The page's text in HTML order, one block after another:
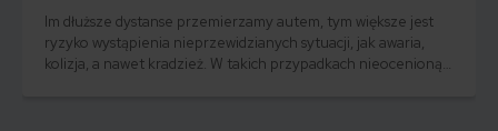
Im dłuższe dystanse przemierzamy autem, tym większe jest
ryzyko wystąpienia nieprzewidzianych sytuacji, jak awaria,
kolizja, a nawet kradzież. W takich przypadkach nieocenioną